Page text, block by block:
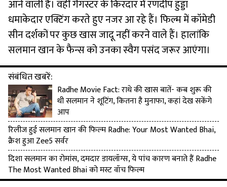
आने वाली है। वहीं गैंगस्टर के किरदार में रणदीप हुड्डा
धमाकेदार एक्टिंग करते हुए नजर आ रहे हैं। फिल्म में कॉमेडी
सीन दर्शकों पर कुछ खास जादू नहीं करने वाले हैं। हालांकि
सलमान खान के फैन्‍स को उनका स्‍वैग पसंद जरूर आएंगा।
संबंधित खबरें:
Radhe Movie Fact: राधे की खास बातें- कब शुरू की
थी सलमान ने शूट‍िंग, क‍ितना है मुनाफा, कहां देख सकेंगे
आप
रिलीज हुई सलमान खान की फ‍िल्‍म Radhe: Your Most Wanted Bhai,
क्रैश हुआ Zee5 सर्वर
दिशा सलमान का रोमांस, दमदार डायलॉग्स, ये पांच कारण बनाते हैं Radhe
The Most Wanted Bhai को मस्ट वॉच फिल्म